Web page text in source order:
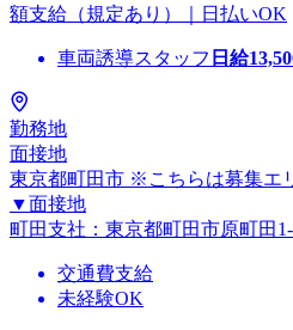
額支給（規定あり）｜日払いOK
車両誘導スタッフ 日給
勤務地
面接地
東京都町田市 ※こちらは募集エ
▼面接地
町田支社：東京都町田市原町田
交通費支給
未経験OK